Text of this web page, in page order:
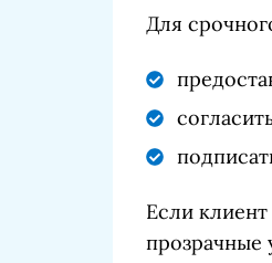
Для
Если
прозрачные